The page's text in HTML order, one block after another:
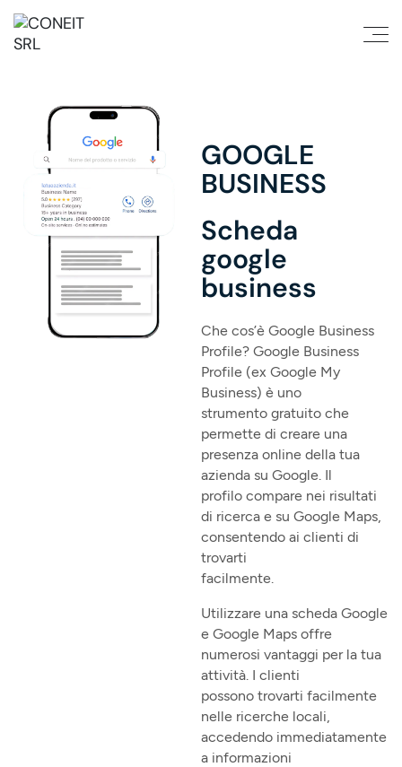
GOOGLE
BUSINESS
Scheda
google
business
Che cos’è Google Business
Profile? Google Business
Profile (ex Google My
Business) è uno
strumento gratuito che
permette di creare una
presenza online della tua
azienda su Google. Il
profilo compare nei risultati
di ricerca e su Google Maps,
consentendo ai clienti di
trovarti
facilmente.
Utilizzare una scheda Google
e Google Maps offre
numerosi vantaggi per la tua
attività. I clienti
possono trovarti facilmente
nelle ricerche locali,
accedendo immediatamente
a informazioni